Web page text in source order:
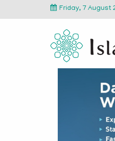
Friday, 7 August